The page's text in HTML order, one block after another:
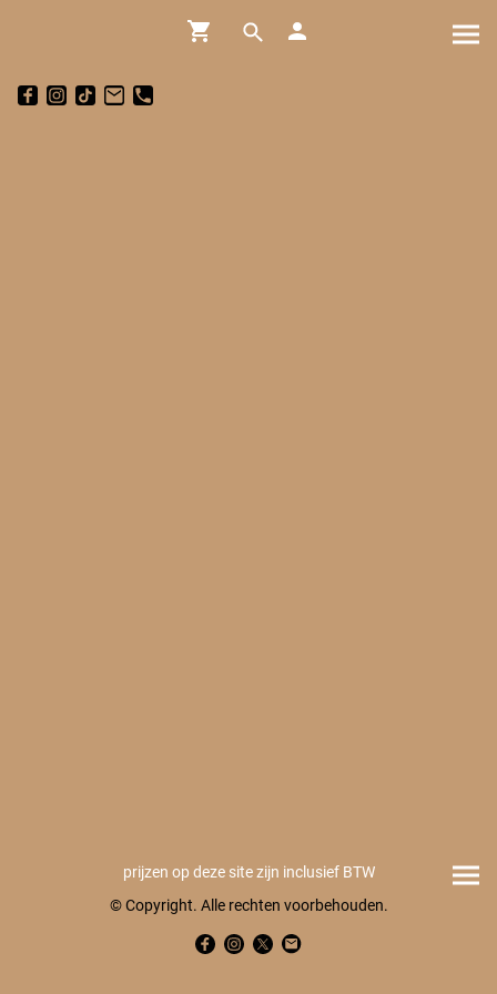
prijzen op deze site zijn inclusief BTW
© Copyright. Alle rechten voorbehouden.